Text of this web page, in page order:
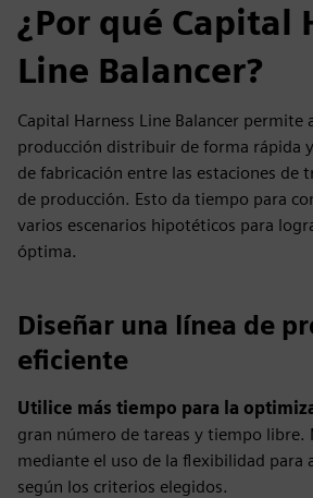
¿Por qué Capital
Line Balancer?
Capital Harness Line Balancer permite
producción distribuir de forma rápida
de fabricación entre las estaciones de
de producción. Esto da tiempo para
varios escenarios hipotéticos para
óptima.
Diseñar una línea de
eficiente
Utilice más tiempo para la
gran número de tareas y tiempo libre.
mediante el uso de la flexibilidad para
según los criterios elegidos.